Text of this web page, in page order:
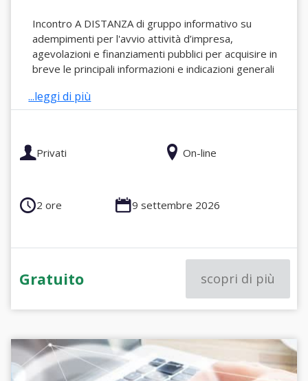
Incontro A DISTANZA di gruppo informativo su
adempimenti per l'avvio attività d’impresa,
agevolazioni e finanziamenti pubblici per acquisire in
breve le principali informazioni e indicazioni generali
...leggi di più
Privati On-line
2 ore 9 settembre 2026
Gratuito scopri di più